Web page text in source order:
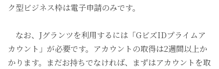
ク型ビジネス枠は電子申請のみです。
なお、Jグランツを利用するには「GビズIDプライムア
カウント」が必要です。アカウントの取得は2週間以上か
かります。まだお持ちでなければ、まずはアカウントを取